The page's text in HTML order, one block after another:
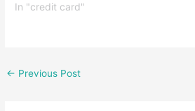
In "credit card"
← Previous Post